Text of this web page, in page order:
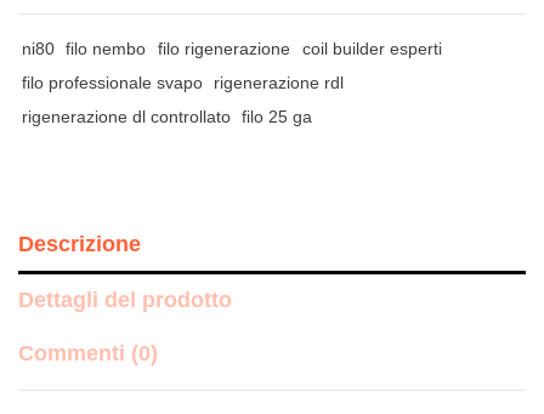
ni80 filo nembo filo rigenerazione
coil builder esperti
filo professionale svapo
rigenerazione rdl
rigenerazione dl controllato filo 25 ga
Descrizione
Dettagli del prodotto
Commenti (0)